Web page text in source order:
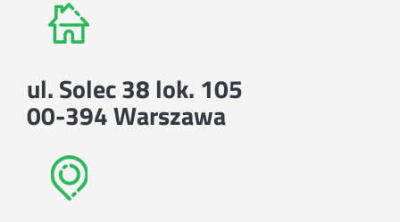
ul. Solec 38 lok. 105
00-394 Warszawa